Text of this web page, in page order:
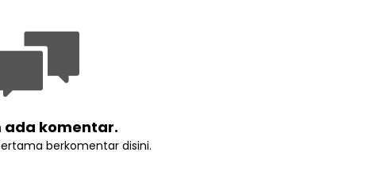
ada komentar.
berkomentar disini.